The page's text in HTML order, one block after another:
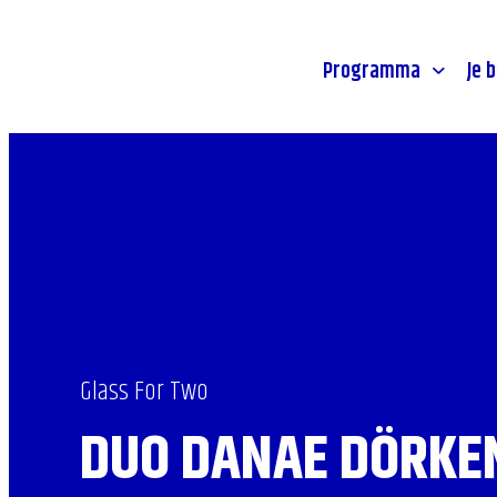
Programma
Jongeren
Je
Route &
DUO DANAE
Glass For Two